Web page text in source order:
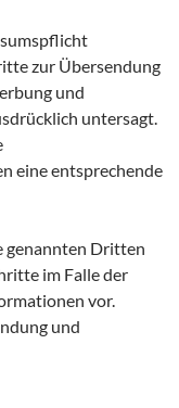
zur Übersendung
und
untersagt.
eine entsprechende
genannten Dritten
im Falle der
vor.
und